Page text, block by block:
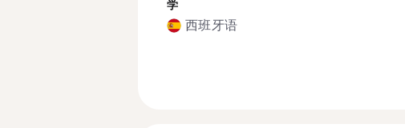
学
西班牙语